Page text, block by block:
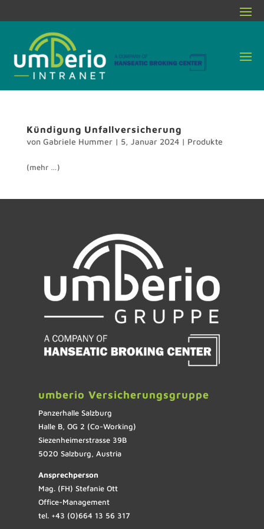
Kündigung Unfallversicherung
von Gabriele Hummer| 5, Januar 2024| Produkte
(mehr …)
umberio Versicherungsgruppe
Panzerhalle Salzburg
Halle B, OG 2 (Co-Working)
Siezenheimerstrasse 39B
5020 Salzburg, Austria
Ansprechperson
Mag. (FH) Stefanie Ott
Office-Management
tel. +43 (0)664 13 56 317